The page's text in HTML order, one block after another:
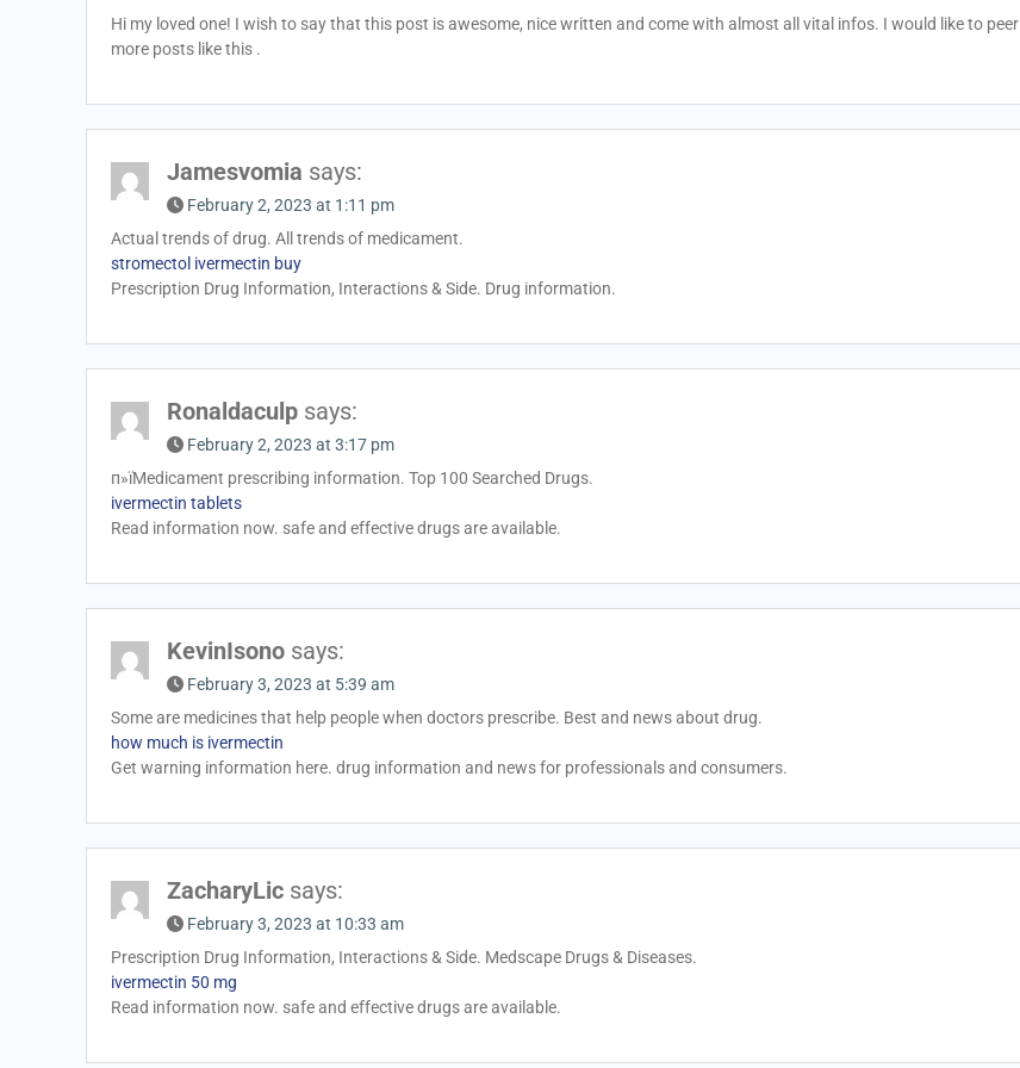
Hi my loved one! I wish to say that this post is awesome, nice written and come with almost all vital infos. I would like to peer
more posts like this .
Jamesvomia says:
February 2, 2023 at 1:11 pm
Actual trends of drug. All trends of medicament.
stromectol ivermectin buy
Prescription Drug Information, Interactions & Side. Drug information.
Ronaldaculp says:
February 2, 2023 at 3:17 pm
п»їMedicament prescribing information. Top 100 Searched Drugs.
ivermectin tablets
Read information now. safe and effective drugs are available.
KevinIsono says:
February 3, 2023 at 5:39 am
Some are medicines that help people when doctors prescribe. Best and news about drug.
how much is ivermectin
Get warning information here. drug information and news for professionals and consumers.
ZacharyLic says:
February 3, 2023 at 10:33 am
Prescription Drug Information, Interactions & Side. Medscape Drugs & Diseases.
ivermectin 50 mg
Read information now. safe and effective drugs are available.